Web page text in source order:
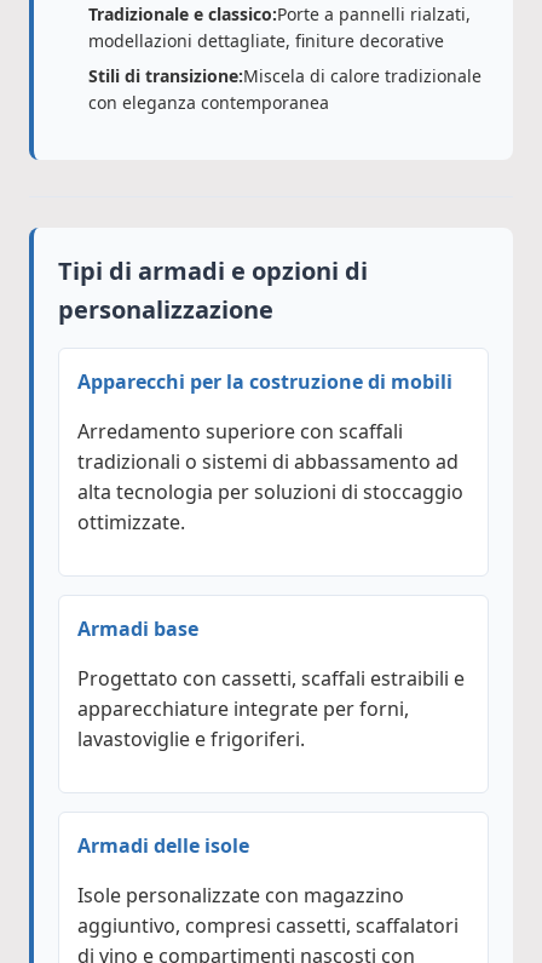
Tradizionale e classico:Porte a pannelli rialzati,
modellazioni dettagliate, finiture decorative
Stili di transizione:Miscela di calore tradizionale
con eleganza contemporanea
Tipi di armadi e opzioni di
personalizzazione
Apparecchi per la costruzione di mobili
Arredamento superiore con scaffali
tradizionali o sistemi di abbassamento ad
alta tecnologia per soluzioni di stoccaggio
ottimizzate.
Armadi base
Progettato con cassetti, scaffali estraibili e
apparecchiature integrate per forni,
lavastoviglie e frigoriferi.
Armadi delle isole
Isole personalizzate con magazzino
aggiuntivo, compresi cassetti, scaffalatori
di vino e compartimenti nascosti con